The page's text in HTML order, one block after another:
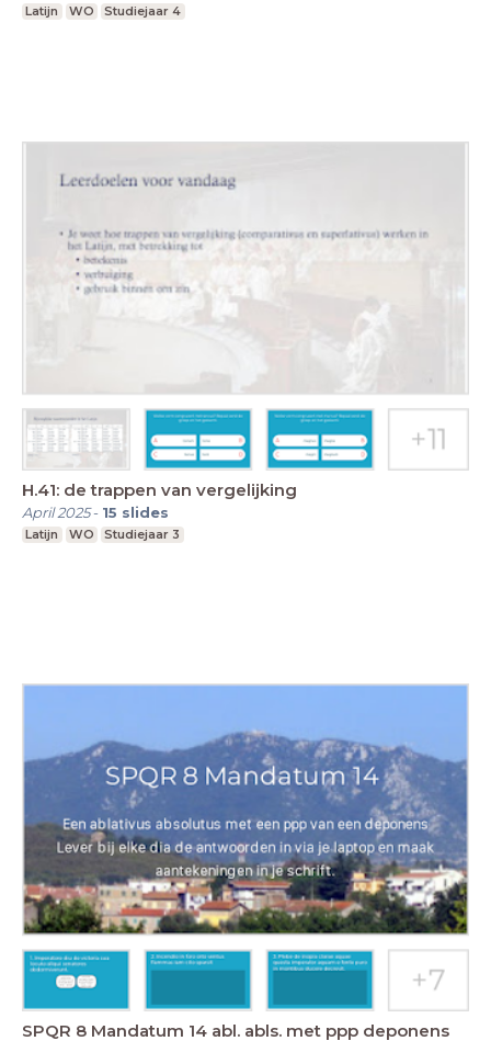
Latijn WO Studiejaar 4
H.41: de trappen van vergelijking
April 2025- 15 slides
Latijn WO Studiejaar 3
SPQR 8 Mandatum 14 abl. abls. met ppp deponens